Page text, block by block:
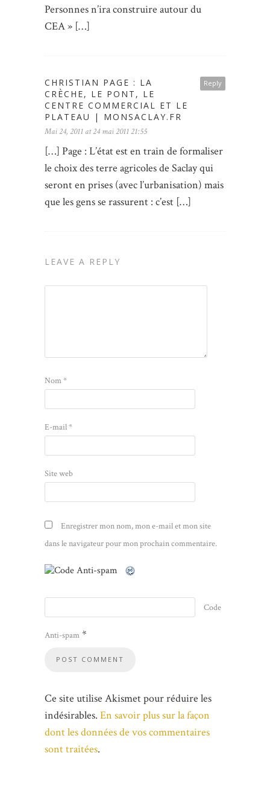
Personnes n’ira construire autour du
CEA » […]
Reply
CHRISTIAN PAGE : LA
CRÈCHE, LE PONT, LE
CENTRE COMMERCIAL ET LE
PLATEAU | MONSACLAY.FR
Mai 24, 2011 at 24 mai 2011 21:55
[…] Page : L’état est en train de formaliser
le choix des terre agricoles de Saclay qui
seront en prises (avec l’urbanisation) mais
que les gens se rassurent : c’est […]
LEAVE A REPLY
Nom*
E-mail*
Site web
Enregistrer mon nom, mon e-mail et mon site
dans le navigateur pour mon prochain commentaire.
Code
Anti-spam *
Ce site utilise Akismet pour réduire les
indésirables. En savoir plus sur la façon
dont les données de vos commentaires
sont traitées.